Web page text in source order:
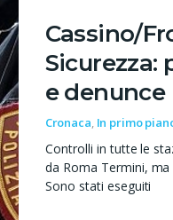
Cassino/
Sicurezza:
e denunce
Cronaca, In primo
Controlli in tutte le
da Roma Termini,
Sono stati eseguiti